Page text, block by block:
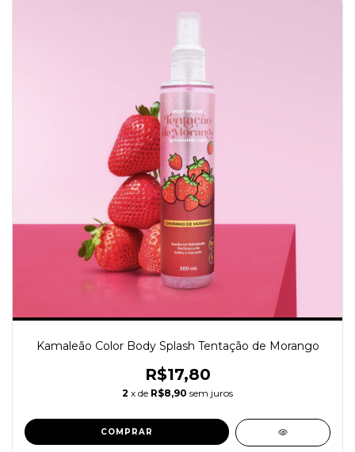
Kamaleão Color Body Splash Tentação de Morango
R$17,80
2 x de R$8,90 sem juros